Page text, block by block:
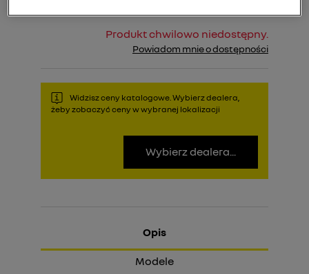
Produkt chwilowo niedostępny.
Powiadom mnie o dostępności
Widzisz ceny katalogowe. Wybierz dealera,
żeby zobaczyć ceny w wybranej lokalizacji
Wybierz dealera...
Opis
Modele